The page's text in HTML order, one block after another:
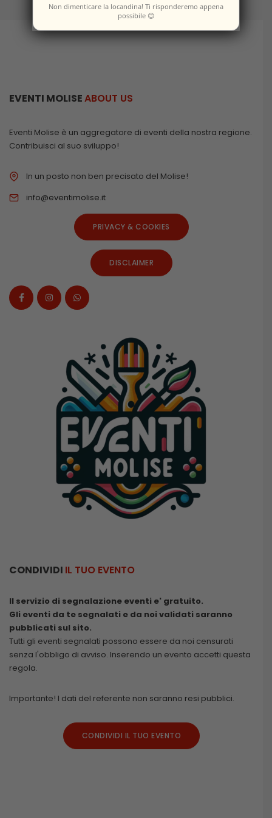
EVENTI MOLISEABOUT US
Eventi Molise è un aggregatore di eventi della nostra regione.
Contribuisci al suo sviluppo!
In un posto non ben precisato del Molise!
info@eventimolise.it
PRIVACY & COOKIES
DISCLAIMER
CONDIVIDI IL TUO EVENTO
Il servizio di segnalazione eventi e' gratuito.
Gli eventi da te segnalati e da noi validati saranno
pubblicati sul sito.
Tutti gli eventi segnalati possono essere da noi censurati
senza l'obbligo di avviso. Inserendo un evento accetti questa
regola.
Importante! I dati del referente non saranno resi pubblici.
CONDIVIDI IL TUO EVENTO
Non dimenticare la locandina! Ti risponderemo appena
possibile 😊